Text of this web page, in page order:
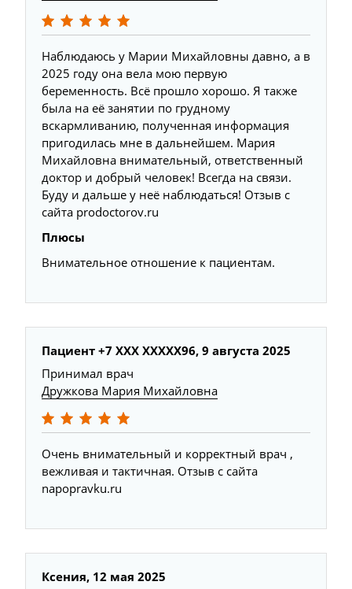
Наблюдаюсь у Марии Михайловны давно, а в
2025 году она вела мою первую
беременность. Всё прошло хорошо. Я также
была на её занятии по грудному
вскармливанию, полученная информация
пригодилась мне в дальнейшем. Мария
Михайловна внимательный, ответственный
доктор и добрый человек! Всегда на связи.
Буду и дальше у неё наблюдаться! Отзыв с
сайта prodoctorov.ru
Плюсы
Внимательное отношение к пациентам.
Пациент +7 ХХХ ХХХХХ96, 9 августа 2025
Принимал врач
Дружкова Мария Михайловна
Очень внимательный и корректный врач ,
вежливая и тактичная. Отзыв с сайта
napopravku.ru
Ксения, 12 мая 2025